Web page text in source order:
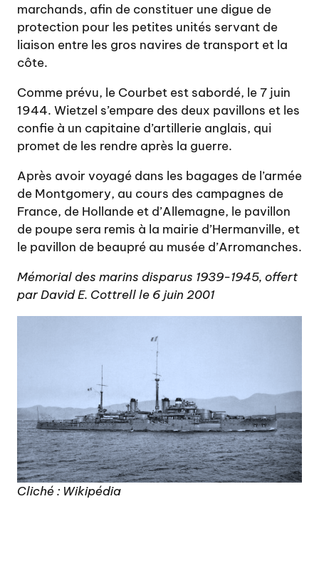
marchands, afin de constituer une digue de
protection pour les petites unités servant de
liaison entre les gros navires de transport et la
côte.
Comme prévu, le Courbet est sabordé, le 7 juin
1944. Wietzel s’empare des deux pavillons et les
confie à un capitaine d’artillerie anglais, qui
promet de les rendre après la guerre.
Après avoir voyagé dans les bagages de l’armée
de Montgomery, au cours des campagnes de
France, de Hollande et d’Allemagne, le pavillon
de poupe sera remis à la mairie d’Hermanville, et
le pavillon de beaupré au musée d’Arromanches.
Mémorial des marins disparus 1939-1945, offert
par David E. Cottrell le 6 juin 2001
Cliché : Wikipédia